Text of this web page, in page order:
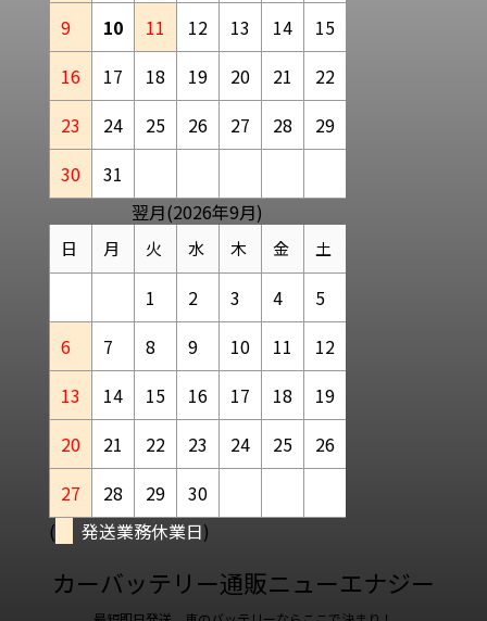
9
10 11 12 13 14
15
16
17 18 19 20 21
22
23
24 25 26 27 28
29
30
31
翌月(2026年9月)
日 月 火 水 木 金 土
1 2 3 4
5
6
7 8 9 10 11
12
13
14 15 16 17 18
19
20
21 22 23 24 25
26
27
28 29
30
(
発送業務休業日)
カーバッテリー通販ニューエナジー